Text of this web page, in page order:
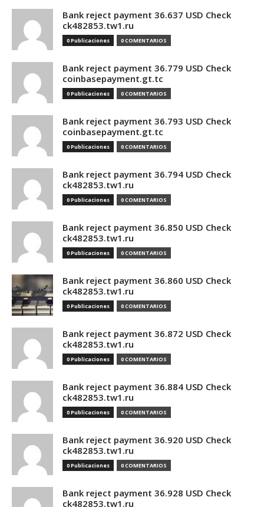
Bank reject payment 36.637 USD Check
ck482853.tw1.ru
0 Publicaciones 0 COMENTARIOS
Bank reject payment 36.779 USD Check
coinbasepayment.gt.tc
0 Publicaciones 0 COMENTARIOS
Bank reject payment 36.793 USD Check
coinbasepayment.gt.tc
0 Publicaciones 0 COMENTARIOS
Bank reject payment 36.794 USD Check
ck482853.tw1.ru
0 Publicaciones 0 COMENTARIOS
Bank reject payment 36.850 USD Check
ck482853.tw1.ru
0 Publicaciones 0 COMENTARIOS
Bank reject payment 36.860 USD Check
ck482853.tw1.ru
0 Publicaciones 0 COMENTARIOS
Bank reject payment 36.872 USD Check
ck482853.tw1.ru
0 Publicaciones 0 COMENTARIOS
Bank reject payment 36.884 USD Check
ck482853.tw1.ru
0 Publicaciones 0 COMENTARIOS
Bank reject payment 36.920 USD Check
ck482853.tw1.ru
0 Publicaciones 0 COMENTARIOS
Bank reject payment 36.928 USD Check
ck482853.tw1.ru